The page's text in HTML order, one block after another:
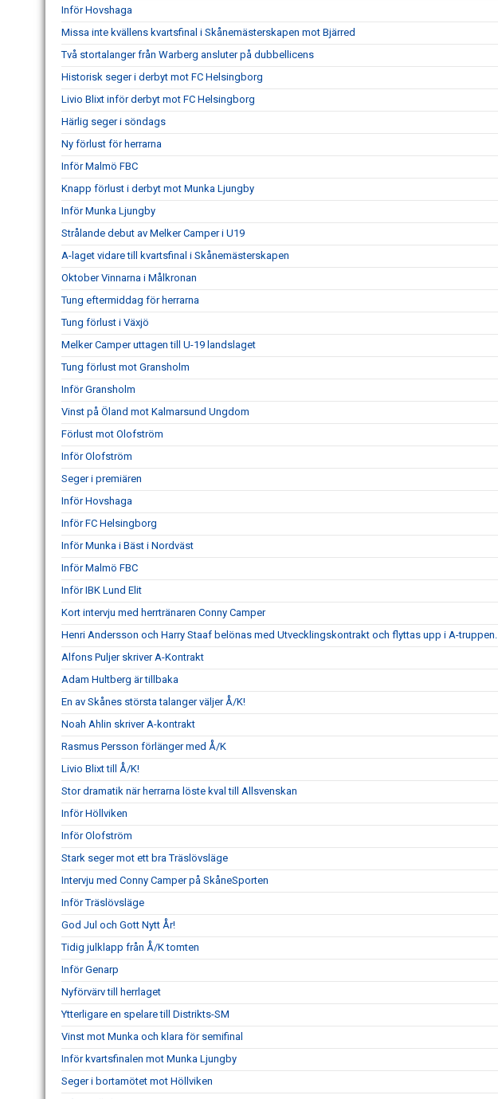
Inför Hovshaga
Missa inte kvällens kvartsfinal i Skånemästerskapen mot Bjärred
Två stortalanger från Warberg ansluter på dubbellicens
Historisk seger i derbyt mot FC Helsingborg
Livio Blixt inför derbyt mot FC Helsingborg
Härlig seger i söndags
Ny förlust för herrarna
Inför Malmö FBC
Knapp förlust i derbyt mot Munka Ljungby
Inför Munka Ljungby
Strålande debut av Melker Camper i U19
A-laget vidare till kvartsfinal i Skånemästerskapen
Oktober Vinnarna i Målkronan
Tung eftermiddag för herrarna
Tung förlust i Växjö
Melker Camper uttagen till U-19 landslaget
Tung förlust mot Gransholm
Inför Gransholm
Vinst på Öland mot Kalmarsund Ungdom
Förlust mot Olofström
Inför Olofström
Seger i premiären
Inför Hovshaga
Inför FC Helsingborg
Inför Munka i Bäst i Nordväst
Inför Malmö FBC
Inför IBK Lund Elit
Kort intervju med herrtränaren Conny Camper
Henri Andersson och Harry Staaf belönas med Utvecklingskontrakt och flyttas upp i A-truppen.
Alfons Puljer skriver A-Kontrakt
Adam Hultberg är tillbaka
En av Skånes största talanger väljer Å/K!
Noah Ahlin skriver A-kontrakt
Rasmus Persson förlänger med Å/K
Livio Blixt till Å/K!
Stor dramatik när herrarna löste kval till Allsvenskan
Inför Höllviken
Inför Olofström
Stark seger mot ett bra Träslövsläge
Intervju med Conny Camper på SkåneSporten
Inför Träslövsläge
God Jul och Gott Nytt År!
Tidig julklapp från Å/K tomten
Inför Genarp
Nyförvärv till herrlaget
Ytterligare en spelare till Distrikts-SM
Vinst mot Munka och klara för semifinal
Inför kvartsfinalen mot Munka Ljungby
Seger i bortamötet mot Höllviken